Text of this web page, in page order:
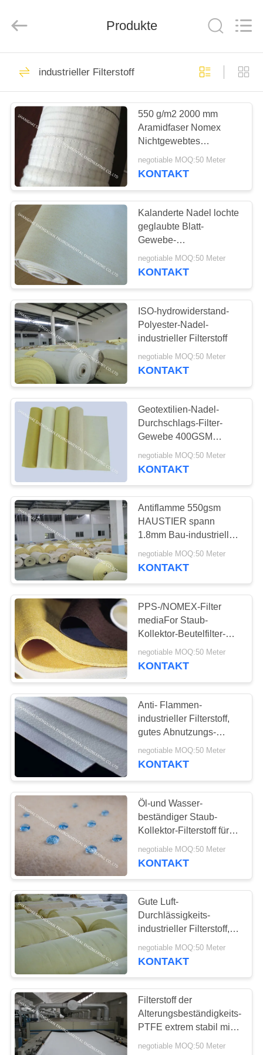
HAUS
PRODUKTE
ÜBER
UNS
FABRIK-
AUSFLUG
QUALITÄTSKONTROLLE
TRETEN
SIE
MIT
UNS
IN
VERBINDUNG
FORDERN
SIE
EIN
ZITAT
SITEMAP
PRIVACY
POLICY
Rights
Reserved.
industrieller
Filterstoff
Luft-Dia-Stoff
27
Polyester-
Luftdiagewebe
33
Staub-Sammler-
Filterschläuche
Nomex-Filtertüte
Beutelfilterwohnung
37
Mikron-
Filterschläuche
Gefalteter Filter
Produkte
industrieller Filterstoff
550 g/m2 2000 mm
Aramidfaser Nomex
Nichtgewebtes
Filtergewebe für den
N.R. Murphy
negotiable MOQ:50 Meter
KONTAKT
Kalanderte Nadel lochte
geglaubte Blatt-
Gewebe-
Acrylhitzebeständigkeit
negotiable MOQ:50 Meter
KONTAKT
ISO-hydrowiderstand-
Polyester-Nadel-
industrieller Filterstoff
negotiable MOQ:50 Meter
KONTAKT
Geotextilien-Nadel-
Durchschlags-Filter-
Gewebe 400GSM
2.3MM nicht
gesponnenes
negotiable MOQ:50 Meter
KONTAKT
Antiflamme 550gsm
HAUSTIER spann
1.8mm Bau-industrielles
Filterstoff-Gewebe
negotiable MOQ:50 Meter
KONTAKT
PPS-/NOMEX-Filter
mediaFor Staub-
Kollektor-Beutelfilter-
Herstellung
negotiable MOQ:50 Meter
KONTAKT
Anti- Flammen-
industrieller Filterstoff,
gutes Abnutzungs-
Widerstand-Staub-Filter-
Gewebe
negotiable MOQ:50 Meter
KONTAKT
Öl-und Wasser-
beständiger Staub-
Kollektor-Filterstoff für
Metallurgie-
Betriebsrauch-
negotiable MOQ:50 Meter
KONTAKT
Gute Luft-
Durchlässigkeits-
industrieller Filterstoff,
Hochspannungs-
Mikrometer-Filter-
negotiable MOQ:50 Meter
KONTAKT
Filterstoff der
Alterungsbeständigkeits-
PTFE extrem stabil mit
hochfester Stärke
negotiable MOQ:50 Meter